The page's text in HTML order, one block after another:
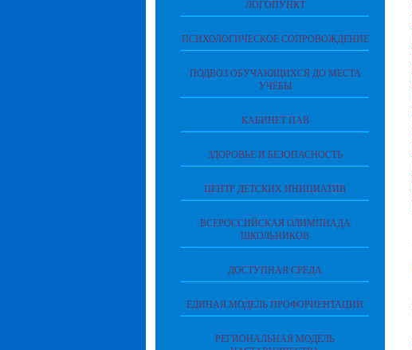
ЛОГОПУНКТ
ПСИХОЛОГИЧЕСКОЕ СОПРОВОЖДЕНИЕ
ПОДВОЗ ОБУЧАЮЩИХСЯ ДО МЕСТА
УЧЁБЫ
КАБИНЕТ ПАВ
ЗДОРОВЬЕ И БЕЗОПАСНОСТЬ
ЦЕНТР ДЕТСКИХ ИНИЦИАТИВ
ВСЕРОССИЙСКАЯ ОЛИМПИАДА
ШКОЛЬНИКОВ
ДОСТУПНАЯ СРЕДА
ЕДИНАЯ МОДЕЛЬ ПРОФОРИЕНТАЦИИ
РЕГИОНАЛЬНАЯ МОДЕЛЬ